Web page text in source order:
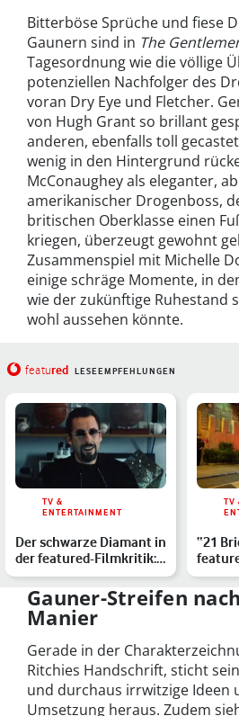
Bitterböse Sprüche und fiese
Gaunern sind in The
Tagesordnung wie die völlige
potenziellen Nachfolger des
voran Dry Eye und Fletcher.
von Hugh Grant so brillant
anderen, ebenfalls toll
wenig in den Hintergrund
McConaughey als eleganter,
amerikanischer Drogenboss,
britischen Oberklasse einen
kriegen, überzeugt gewohnt
Zusammenspiel mit Michelle
einige schräge Momente, in
wie der zukünftige Ruhestand
wohl aussehen könnte.
featured LESEEMPFEHLUNGEN
TV &
ENTERTAINMENT
Der schwarze Diamant in
der featured-Filmkritik:
Adam Sandlers gr…
TV
“21
Gauner-Streifen
Manier
Gerade in der
Ritchies Handschrift, sticht
und durchaus irrwitzige Ideen
Umsetzung heraus. Zudem